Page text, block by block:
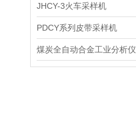
JHCY-3火车采样机
PDCY系列皮带采样机
煤炭全自动合金工业分析仪